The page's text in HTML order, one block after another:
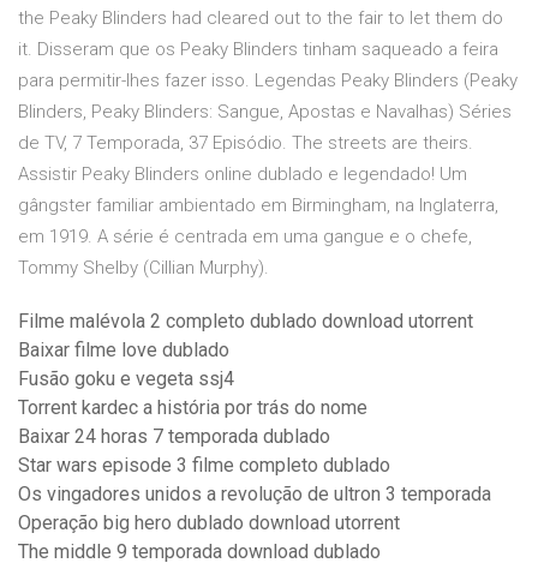
the Peaky Blinders had cleared out to the fair to let them do
it. Disseram que os Peaky Blinders tinham saqueado a feira
para permitir-lhes fazer isso. Legendas Peaky Blinders (Peaky
Blinders, Peaky Blinders: Sangue, Apostas e Navalhas) Séries
de TV, 7 Temporada, 37 Episódio. The streets are theirs.
Assistir Peaky Blinders online dublado e legendado! Um
gângster familiar ambientado em Birmingham, na Inglaterra,
em 1919. A série é centrada em uma gangue e o chefe,
Tommy Shelby (Cillian Murphy).
Filme malévola 2 completo dublado download utorrent
Baixar filme love dublado
Fusão goku e vegeta ssj4
Torrent kardec a história por trás do nome
Baixar 24 horas 7 temporada dublado
Star wars episode 3 filme completo dublado
Os vingadores unidos a revolução de ultron 3 temporada
Operação big hero dublado download utorrent
The middle 9 temporada download dublado